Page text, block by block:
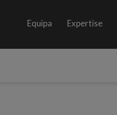
Equipa Expertise